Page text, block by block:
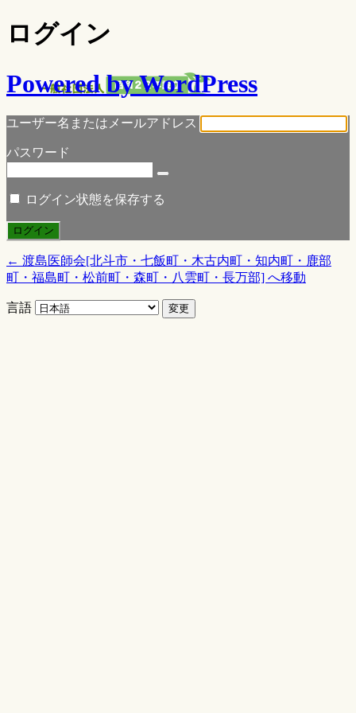
ログイン
Powered by WordPress
ユーザー名またはメールアドレス
パスワード
ログイン状態を保存する
← 渡島医師会[北斗市・七飯町・木古内町・知内町・鹿部
町・福島町・松前町・森町・八雲町・長万部] へ移動
言語